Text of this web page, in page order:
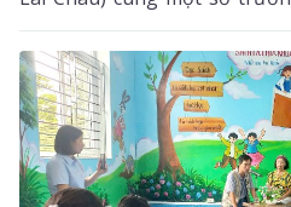
chất lượng cao trên cả nước.